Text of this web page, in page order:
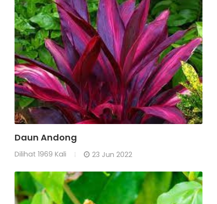
Daun Andong
Dilihat 1969 Kali 23 Jun 2022